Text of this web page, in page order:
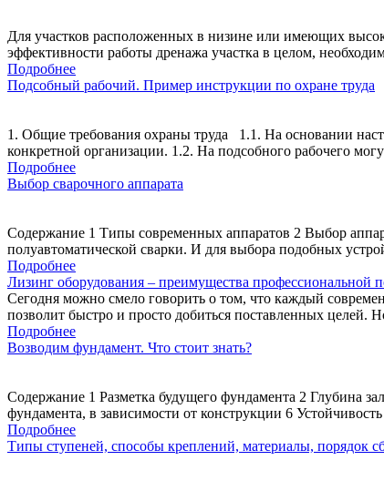
Для участков расположенных в низине или имеющих
эффективности работы дренажа участка в целом,
Подробнее
Подсобный рабочий. Пример инструкции по охране труда
1. Общие требования охраны труда 1.1. На основании
конкретной организации. 1.2. На подсобного рабочего
Подробнее
Выбор сварочного аппарата
Содержание 1 Типы современных аппаратов 2 Выбор
полуавтоматической сварки. И для выбора подобных
Подробнее
Лизинг оборудования – преимущества профессиональной
Сегодня можно смело говорить о том, что каждый
позволит быстро и просто добиться поставленных целей.
Подробнее
Возводим фундамент. Что стоит знать?
Содержание 1 Разметка будущего фундамента 2 Глубина
фундамента, в зависимости от конструкции 6
Подробнее
Типы ступеней, способы креплений, материалы, порядок